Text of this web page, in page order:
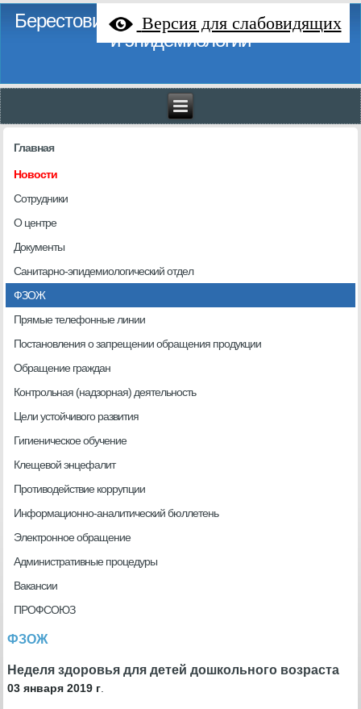
Версия для слабовидящих
Берестовицкий районный центр гигиены
и эпидемиологии
Главная
Новости
Сотрудники
О центре
Документы
Санитарно-эпидемиологический отдел
ФЗОЖ
Прямые телефонные линии
Постановления о запрещении обращения продукции
Обращение граждан
Контрольная (надзорная) деятельность
Цели устойчивого развития
Гигиеническое обучение
Клещевой энцефалит
Противодействие коррупции
Информационно-аналитический бюллетень
Электронное обращение
Административные процедуры
Вакансии
ПРОФСОЮЗ
ФЗОЖ
Неделя здоровья для детей дошкольного возраста
03 января 2019 г.